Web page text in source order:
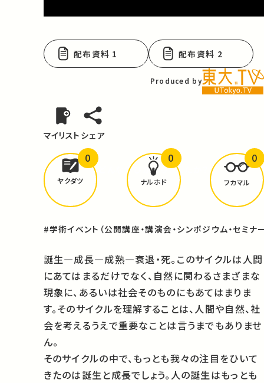
配布資料 1 配布資料 2
Produced by
マイリスト シェア
どんな学びがありましたか？
ヤクダツ
0
ナルホド
0
フカマル
0
#学術イベント（公開講座・講演会・シンポジウム・セミナ
誕生―成長―成熟―衰退・死。このサイクルは人間
にあてはまるだけでなく、自然に関わるさまざまな
現象に、あるいは社会そのものにもあてはまりま
す。そのサイクルを理解することは、人間や自然、社
会を考えるうえで重要なことは言うまでもありませ
ん。
そのサイクルの中で、もっとも我々の注目をひいて
きたのは誕生と成長でしょう。人の誕生はもっとも